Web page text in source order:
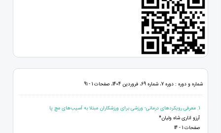
شماره و دوره : دوره 7، شماره 69، فروردین 1404، صفحات 1 - 91
1. معرفی رویکردهای درمانی- ورزشی برای ورزشکاران مبتلا به آسیب‌های مچ پا
آرزو اناری شاه ولیان*
صفحات 1 - 14